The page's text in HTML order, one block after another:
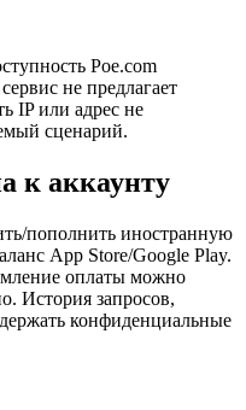
Poe.com
не предлагает
IP или адрес не
сценарий.
к аккаунту
пополнить иностранную
App Store/Google Play.
оплаты можно
История запросов,
конфиденциальные